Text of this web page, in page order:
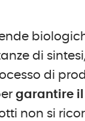
di
di
garantire
non si